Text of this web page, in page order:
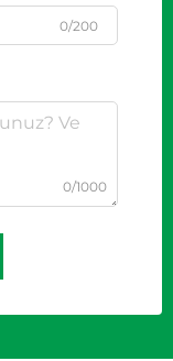
0/200
0/1000